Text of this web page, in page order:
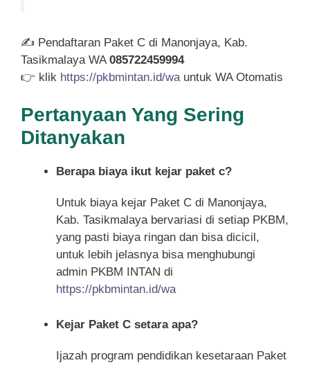
✍ Pendaftaran Paket C di Manonjaya, Kab.
Tasikmalaya WA 085722459994
👉 klik https://pkbmintan.id/wa untuk WA Otomatis
Pertanyaan Yang Sering
Ditanyakan
Berapa biaya ikut kejar paket c?
Untuk biaya kejar Paket C di Manonjaya,
Kab. Tasikmalaya bervariasi di setiap PKBM,
yang pasti biaya ringan dan bisa dicicil,
untuk lebih jelasnya bisa menghubungi
admin PKBM INTAN di
https://pkbmintan.id/wa
Kejar Paket C setara apa?
Ijazah program pendidikan kesetaraan Paket